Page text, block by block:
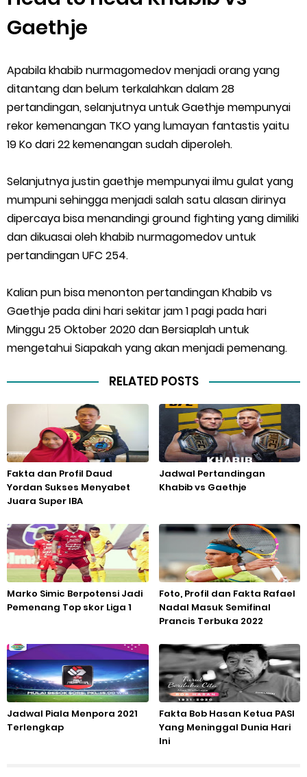
Gaethje
Apabila khabib nurmagomedov menjadi orang yang
ditantang dan belum terkalahkan dalam 28
pertandingan, selanjutnya untuk Gaethje mempunyai
rekor kemenangan TKO yang lumayan fantastis yaitu
19 Ko dari 22 kemenangan sudah diperoleh.
Selanjutnya justin gaethje mempunyai ilmu gulat yang
mumpuni sehingga menjadi salah satu alasan dirinya
dipercaya bisa menandingi ground fighting yang dimiliki
dan dikuasai oleh khabib nurmagomedov untuk
pertandingan UFC 254.
Kalian pun bisa menonton pertandingan Khabib vs
Gaethje pada dini hari sekitar jam 1 pagi pada hari
Minggu 25 Oktober 2020 dan Bersiaplah untuk
mengetahui Siapakah yang akan menjadi pemenang.
RELATED POSTS
Fakta dan Profil Daud
Yordan Sukses Menyabet
Juara Super IBA
Jadwal Pertandingan
Khabib vs Gaethje
Marko Simic Berpotensi Jadi
Pemenang Top skor Liga 1
Foto, Profil dan Fakta Rafael
Nadal Masuk Semifinal
Prancis Terbuka 2022
Jadwal Piala Menpora 2021
Terlengkap
Fakta Bob Hasan Ketua PASI
Yang Meninggal Dunia Hari
Ini